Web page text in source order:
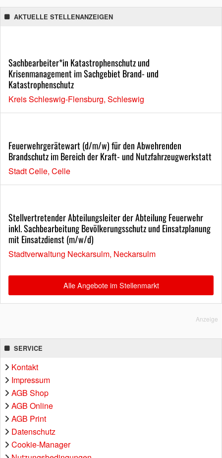
AKTUELLE STELLENANZEIGEN
Sachbearbeiter*in Katastrophenschutz und
Krisenmanagement im Sachgebiet Brand- und
Katastrophenschutz
Kreis Schleswig-Flensburg, Schleswig
Feuerwehrgerätewart (d/m/w) für den Abwehrenden
Brandschutz im Bereich der Kraft- und Nutzfahrzeugwerkstatt
Stadt Celle, Celle
Stellvertretender Abteilungsleiter der Abteilung Feuerwehr
inkl. Sachbearbeitung Bevölkerungsschutz und Einsatzplanung
mit Einsatzdienst (m/w/d)
Stadtverwaltung Neckarsulm, Neckarsulm
Alle Angebote im Stellenmarkt
Anzeige
SERVICE
Kontakt
Impressum
AGB Shop
AGB Online
AGB Print
Datenschutz
Cookie-Manager